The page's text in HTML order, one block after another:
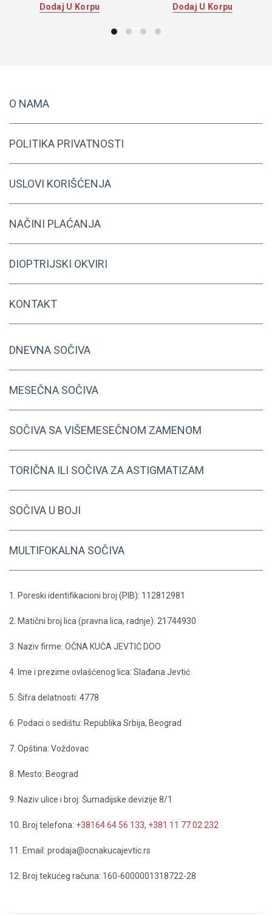
Dodaj U Korpu Dodaj U Korpu
O NAMA
POLITIKA PRIVATNOSTI
USLOVI KORIŠĆENJA
NAČINI PLAĆANJA
DIOPTRIJSKI OKVIRI
KONTAKT
DNEVNA SOČIVA
MESEČNA SOČIVA
SOČIVA SA VIŠEMESEČNOM ZAMENOM
TORIČNA ILI SOČIVA ZA ASTIGMATIZAM
SOČIVA U BOJI
MULTIFOKALNA SOČIVA
1. Poreski identifikacioni broj (PIB): 112812981
2. Matični broj lica (pravna lica, radnje): 21744930
3. Naziv firme: OČNA KUĆA JEVTIĆ DOO
4. Ime i prezime ovlašćenog lica: Slađana Jevtić
5. Šifra delatnosti: 4778
6. Podaci o sedištu: Republika Srbija, Beograd
7. Opština: Voždovac
8. Mesto: Beograd
9. Naziv ulice i broj: Šumadijske devizije 8/1
10. Broj telefona: +38164 64 56 133, +381 11 77 02 232
11. Email: prodaja@ocnakucajevtic.rs
12. Broj tekućeg računa: 160-6000001318722-28